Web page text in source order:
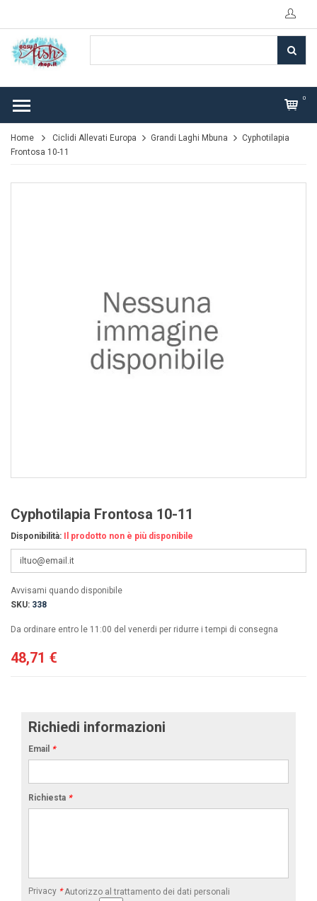
0
Home Ciclidi Allevati Europa Grandi Laghi Mbuna
Cyphotilapia
Frontosa 10-11
Cyphotilapia Frontosa 10-11
Disponibilità: Il prodotto non è più disponibile
Avvisami quando disponibile
SKU: 338
Da ordinare entro le 11:00 del venerdi per ridurre i tempi di consegna
48,71 €
Richiedi informazioni
Email *
Richiesta *
Privacy * Autorizzo al trattamento dei dati personali